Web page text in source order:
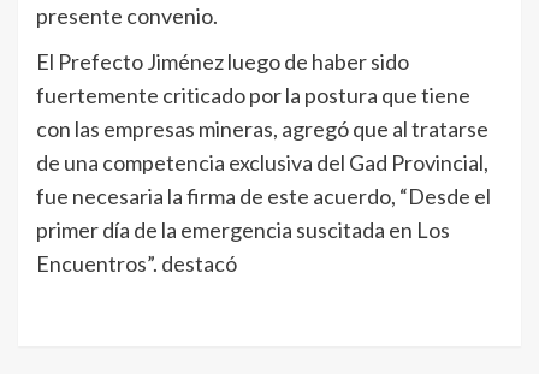
presente convenio.
El Prefecto Jiménez luego de haber sido
fuertemente criticado por la postura que tiene
con las empresas mineras, agregó que al tratarse
de una competencia exclusiva del Gad Provincial,
fue necesaria la firma de este acuerdo, “Desde el
primer día de la emergencia suscitada en Los
Encuentros”. destacó